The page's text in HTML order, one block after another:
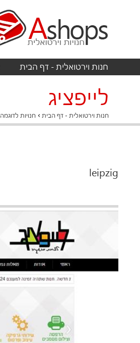
חנות וירטואלית - דף הבית
לייפציג
חנות וירטואלית - דף הבית › חנויות לדוגמה
leipzig